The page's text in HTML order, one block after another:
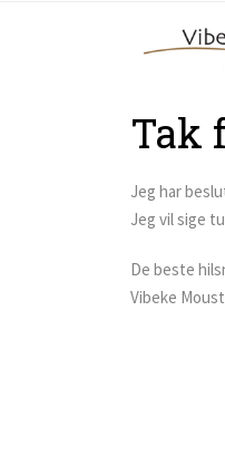
Tak
Jeg har
Jeg vil sige
De beste
Vibeke